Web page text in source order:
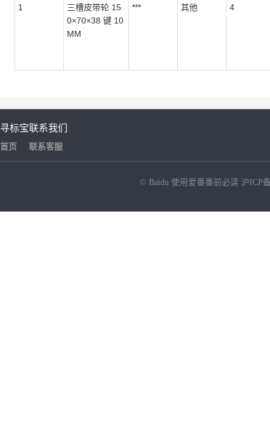
1
三槽皮带轮 15
0×70×38 键 10
MM
*** 其他 4
寻标宝
首页
联系我们
联系客服
© Baidu 使用爱番番前必读 沪ICP